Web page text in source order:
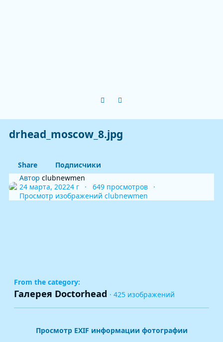
Previous carousel slide
Next carousel slide
drhead_moscow_8.jpg
Share
Подписчики
Авторclubnewmen
24 марта, 20224 г
649 просмотров
Просмотр изображений clubnewmen
From the category:
Галерея Doctorhead · 425 изображений
Просмотр EXIF информации фотографии